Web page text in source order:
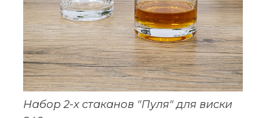
Набор 2-х стаканов "Пуля" для виски